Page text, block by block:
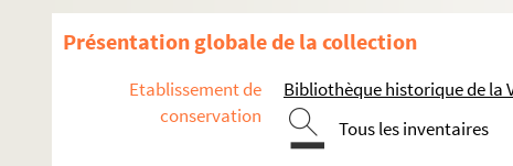
Présentation globale de la collection
Etablissement de
conservation
Bibliothèque historique de la
Tous les inventaires
Carrés 10 à 28. 17earrondissement
Carrés 29 à 48. 17eet 18earrondissements
4-EPF-012-1778-003. de Paris quadrillé pour le concours :
Carré 29